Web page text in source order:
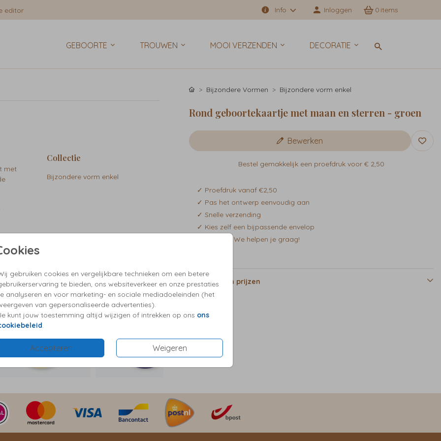
editor Info Inloggen 0
GEBOORTE TROUWEN MOOI VERZENDEN DECORATIE
gebruiken cookies en vergelijkbare technieken om een betere
te bieden, ons websiteverkeer en onze prestaties
analyseren en voor marketing- en sociale mediadoeleinden (het
van gepersonaliseerde advertenties).
kunt jouw toestemming altijd wijzigen of intrekken op ons ons
Accepteren Weigeren
met
Collectie
Bijzondere vorm enkel
Bijzondere Vormen Bijzondere vorm enkel
Rond geboortekaartje met maan en sterren - groen
Bewerken
Bestel gemakkelijk een proefdruk voor € 2,50
✓ Proefdruk vanaf €2,50
✓ Pas het ontwerp eenvoudig aan
✓ Snelle verzending
✓ Kies zelf een bijpassende envelop
✓ Vragen? We helpen je graag!
Formaten en prijzen